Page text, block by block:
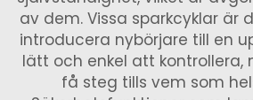
av dem. Vissa sparkcyklar är
introducera nybörjare till en
lätt och enkel att kontrollera,
få steg tills vem som